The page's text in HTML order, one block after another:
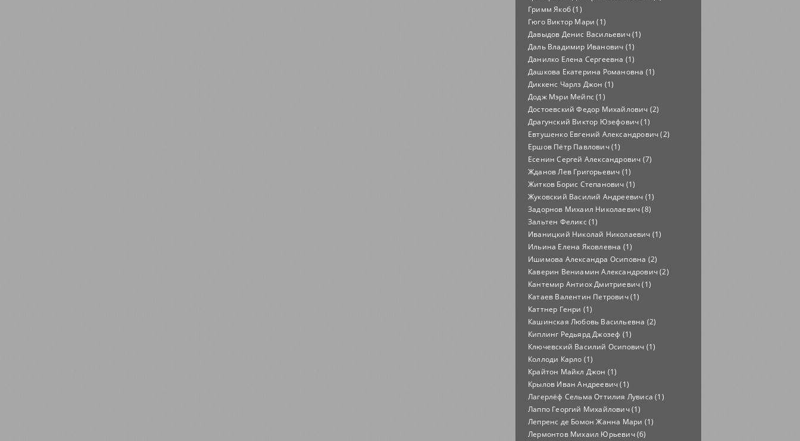
Гримм Якоб (1)
Гюго Виктор Мари (1)
Давыдов Денис Васильевич (1)
Даль Владимир Иванович (1)
Данилко Елена Сергеевна (1)
Дашкова Екатерина Романовна (1)
Диккенс Чарлз Джон (1)
Додж Мэри Мейпс (1)
Достоевский Федор Михайлович (2)
Драгунский Виктор Юзефович (1)
Евтушенко Евгений Александрович (2)
Ершов Пётр Павлович (1)
Есенин Сергей Александрович (7)
Жданов Лев Григорьевич (1)
Житков Борис Степанович (1)
Жуковский Василий Андреевич (1)
Задорнов Михаил Николаевич (8)
Зальтен Феликс (1)
Иваницкий Николай Николаевич (1)
Ильина Елена Яковлевна (1)
Ишимова Александра Осиповна (2)
Каверин Вениамин Александрович (2)
Кантемир Антиох Дмитриевич (1)
Катаев Валентин Петрович (1)
Каттнер Генри (1)
Кашинская Любовь Васильевна (2)
Киплинг Редьярд Джозеф (1)
Ключевский Василий Осипович (1)
Коллоди Карло (1)
Крайтон Майкл Джон (1)
Крылов Иван Андреевич (1)
Лагерлёф Сельма Оттилия Лувиса (1)
Лаппо Георгий Михайлович (1)
Лепренс де Бомон Жанна Мари (1)
Лермонтов Михаил Юрьевич (6)